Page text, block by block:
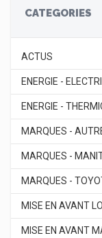
CATEGORIES
ACTUS
ENERGIE -
ENERGIE -
MARQUES -
MARQUES -
MARQUES -
MISE EN AVANT
MISE EN AVANT